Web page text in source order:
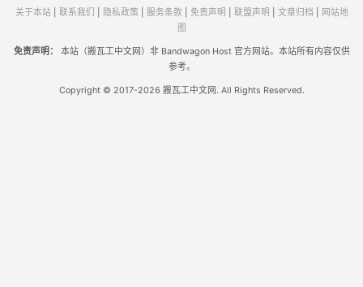
关于本站| 联系我们 隐私政策 服务条款 免责声明 联盟声明 文章归档
网站地
图
免责声明：
本站（搬瓦工中文网）非 Bandwagon Host 官方网站。本站所有内容仅供
参考。
Copyright © 2017-2026 搬瓦工中文网. All Rights Reserved.